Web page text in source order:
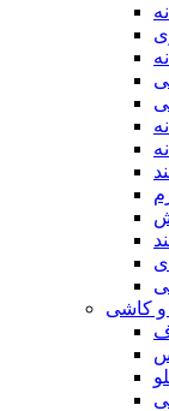
کاشی